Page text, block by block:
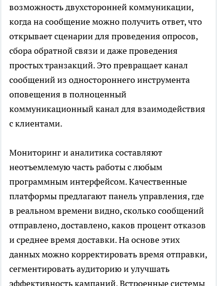
возможность двухсторонней коммуникации,
когда на сообщение можно получить ответ, что
открывает сценарии для проведения опросов,
сбора обратной связи и даже проведения
простых транзакций. Это превращает канал
сообщений из одностороннего инструмента
оповещения в полноценный
коммуникационный канал для взаимодействия
с клиентами.
Мониторинг и аналитика составляют
неотъемлемую часть работы с любым
программным интерфейсом. Качественные
платформы предлагают панель управления, где
в реальном времени видно, сколько сообщений
отправлено, доставлено, каков процент отказов
и среднее время доставки. На основе этих
данных можно корректировать время отправки,
сегментировать аудиторию и улучшать
эффективность кампаний. Встроенные системы